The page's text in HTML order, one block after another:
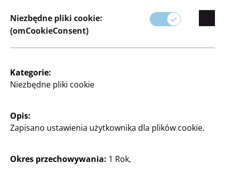
102 artykuł
Home & Deko
Ramka na zdjęcia
biała lub naturalna, za
szt.
Dywan ze sztucznego
okrągły, Ø ok. 35 cm, za
Niezbędne pliki cookie:
(omCookieConsent)
Kategorie:
Niezbędne pliki cookie
Opis:
Zapisano ustawienia użytkownika dla plików cookie.
Okres przechowywania: 1 Rok,